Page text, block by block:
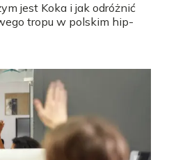
jest Koka i jak odróżnić
tropu w polskim hip-